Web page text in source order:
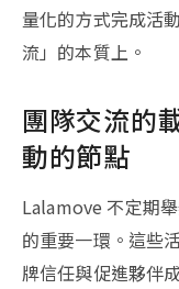
量化的方式完成活
流」的本質上。
團隊交流的
動的節點
Lalamove 不定期
的重要一環。這些
牌信任與促進夥伴